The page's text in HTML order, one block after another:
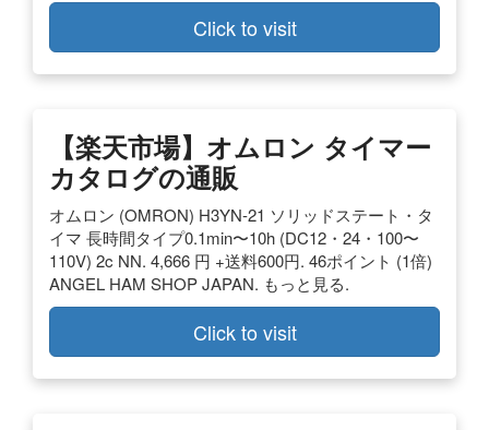
Click to visit
【楽天市場】オムロン タイマー
カタログの通販
オムロン (OMRON) H3YN-21 ソリッドステート・タ
イマ 長時間タイプ0.1min〜10h (DC12・24・100〜
110V) 2c NN. 4,666 円 +送料600円. 46ポイント (1倍)
ANGEL HAM SHOP JAPAN. もっと見る.
Click to visit